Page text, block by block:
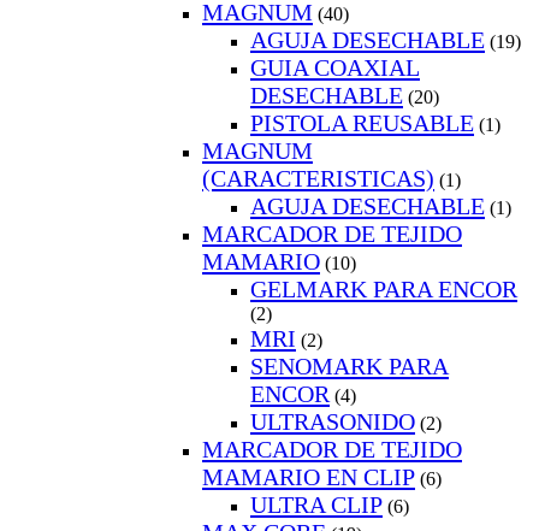
MAGNUM (40)
AGUJA DESECHABLE (19)
GUIA COAXIAL
DESECHABLE (20)
PISTOLA REUSABLE (1)
MAGNUM
(CARACTERISTICAS) (1)
AGUJA DESECHABLE (1)
MARCADOR DE TEJIDO
MAMARIO (10)
GELMARK PARA ENCOR
(2)
MRI (2)
SENOMARK PARA
ENCOR (4)
ULTRASONIDO (2)
MARCADOR DE TEJIDO
MAMARIO EN CLIP (6)
ULTRA CLIP (6)